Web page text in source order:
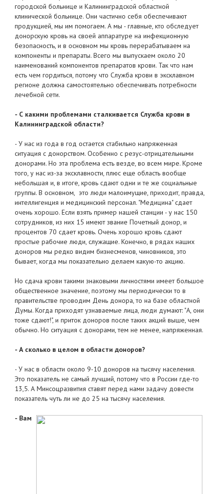
городской больнице и Калининградской областной
клинической больнице. Они частично себя обеспечивают
продукцией, мы им помогаем. А мы - главные, кто обследует
донорскую кровь на своей аппаратуре на инфекционную
безопасность, и в основном мы кровь перерабатываем на
компоненты и препараты. Всего мы выпускаем около 20
наименований компонентов препаратов крови. Так что нам
есть чем гордиться, потому что Служба крови в эксклавном
регионе должна самостоятельно обеспечивать потребности
лечебной сети.
- С какими проблемами сталкивается Служба крови в
Калининградской области?
- У нас из года в год остается стабильно напряженная
ситуация с донорством. Особенно с резус-отрицательными
донорами. Но эта проблема есть везде, во всем мире. Кроме
того, у нас из-за эксклавности, плюс еще область вообще
небольшая и, в итоге, кровь сдают одни и те же социальные
группы. В основном, это люди малоимущие, приходит, правда,
интеллигенция и медицинский персонал. "Медицина" сдает
очень хорошо. Если взять пример нашей станции - у нас 150
сотрудников, из них 15 имеют звание Почетный донор, и
процентов 70 сдает кровь. Очень хорошо кровь сдают
простые рабочие люди, служащие. Конечно, в рядах наших
доноров мы редко видим бизнесменов, чиновников, это
бывает, когда мы показательно делаем какую-то акцию.
Но сдача крови такими знаковыми личностями имеет большое
общественное значение, поэтому мы периодически то в
правительстве проводим День донора, то на базе областной
Думы. Когда приходят узнаваемые лица, люди думают: "А, они
тоже сдают!", и приток доноров после таких акций выше, чем
обычно. Но ситуация с донорами, тем не менее, напряженная.
- А сколько в целом в области доноров?
- У нас в области около 9-10 доноров на тысячу населения.
Это показатель не самый лучший, потому что в России где-то
13,5. А Минсоцразвития ставят перед нами задачу довести
показатель чуть ли не до 25 на тысячу населения.
- Вам